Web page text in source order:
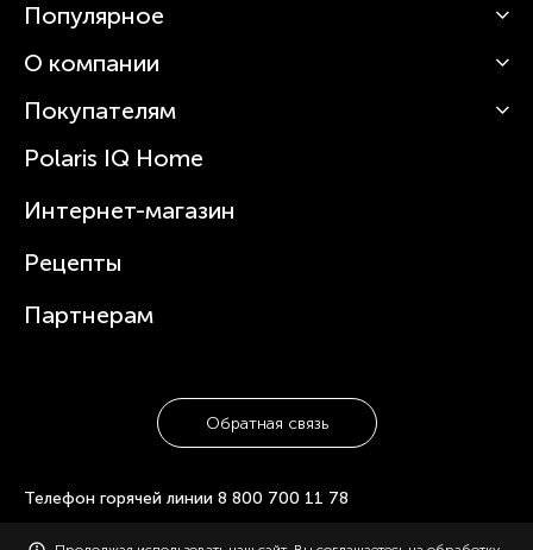
Популярное
Кофемашины
Вертикальные пылесосы
Зубные щетки и ирригаторы
Увлажнители
Посуда
О компании
О Polaris
Статьи
Покупателям
Сервисные центры
Где купить
Polaris IQ Home
Интернет-магазин
Рецепты
Партнерам
Обратная связь
Телефон горячей линии 8 800 700 11 78